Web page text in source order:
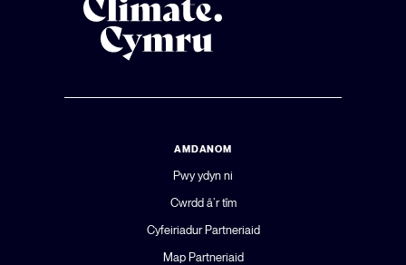
AMDANOM
Pwy ydyn ni
Cwrdd â’r tîm
Cyfeiriadur Partneriaid
Map Partneriaid